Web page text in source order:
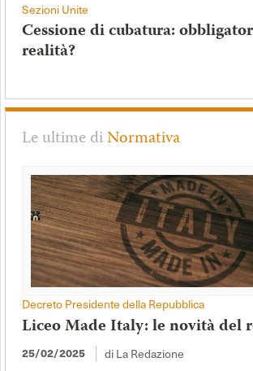
Sezioni Unite
Cessione di cubatura:
realità?
Le ultime diNormativa
Decreto Presidente della Repubblica
Liceo Made Italy: le novità del
25/02/2025 di La Redazione